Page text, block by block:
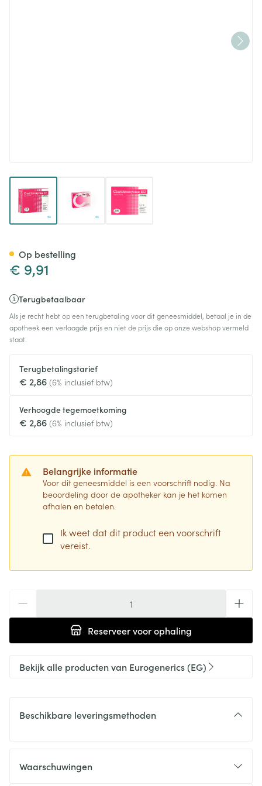
View larger imageView larger imageView larger image
€ 9,91
Terugbetaalbaar
Als je recht hebt op een terugbetaling voor dit geneesmiddel, betaal je in de
apotheek een verlaagde prijs en niet de prijs die op onze webshop vermeld
staat.
Terugbetalingstarief
€ 2,86 (6% inclusief btw)
Verhoogde tegemoetkoming
€ 2,86 (6% inclusief btw)
Belangrijke informatie
Voor dit geneesmiddel is een voorschrift nodig. Na
beoordeling door de apotheker kan je het komen
afhalen en betalen.
Ik weet dat dit product een voorschrift
vereist.
Reserveervoor ophaling
Op bestelling
Bekijk alle producten van Eurogenerics (EG)
Beschikbare leveringsmethoden
Waarschuwingen